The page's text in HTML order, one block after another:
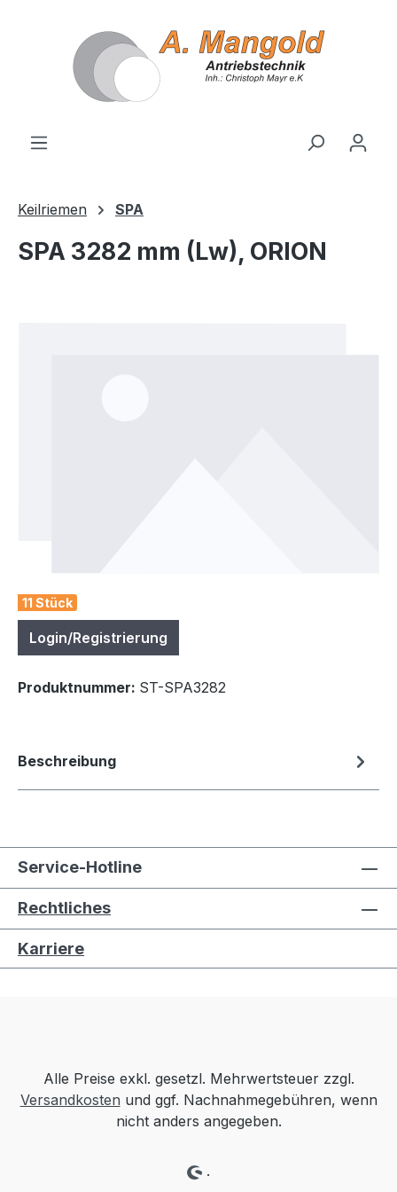
Keilriemen SPA
SPA 3282 mm (Lw), ORION
11 Stück
Login/Registrierung
Produktnummer: ST-SPA3282
Beschreibung
Service-Hotline
Rechtliches
Karriere
Alle Preise exkl. gesetzl. Mehrwertsteuer zzgl.
Versandkosten und ggf. Nachnahmegebühren, wenn
nicht anders angegeben.
.